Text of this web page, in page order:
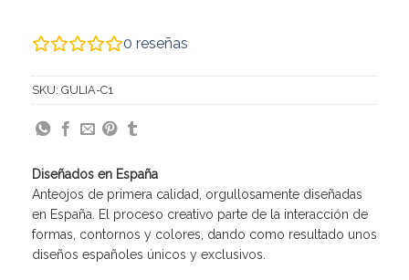
0 reseñas
SKU: GULIA-C1
Diseñados en España
Anteojos de primera calidad, orgullosamente diseñadas
en España. El proceso creativo parte de la interacción de
formas, contornos y colores, dando como resultado unos
diseños españoles únicos y exclusivos.